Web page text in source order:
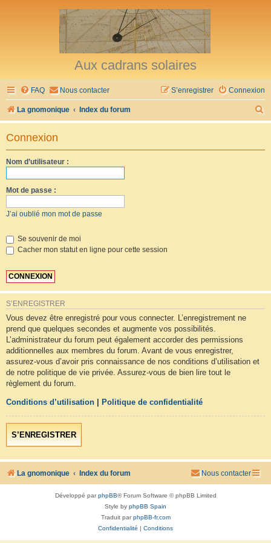
Aux cadrans solaires
FAQ Nous contacter Connexion
S’enregistrer
La gnomonique Index du forum
e
Connexion
Nom d’utilisateur :
Mot de passe :
J’ai oublié mon mot de passe
Se souvenir de moi
Cacher mon statut en ligne pour cette session
S’ENREGISTRER
Vous devez être enregistré pour vous connecter. L’enregistrement ne
prend que quelques secondes et augmente vos possibilités.
L’administrateur du forum peut également accorder des permissions
additionnelles aux membres du forum. Avant de vous enregistrer,
assurez-vous d’avoir pris connaissance de nos conditions d’utilisation et
de notre politique de vie privée. Assurez-vous de bien lire tout le
règlement du forum.
Conditions d’utilisation Politique de confidentialité
S’ENREGISTRER
La gnomonique Index du forum Nous contacter
Développé parphpBB® Forum Software © phpBB Limited
Style by phpBB Spain
Traduit parphpBB-fr.com
Confidentialité
Conditions